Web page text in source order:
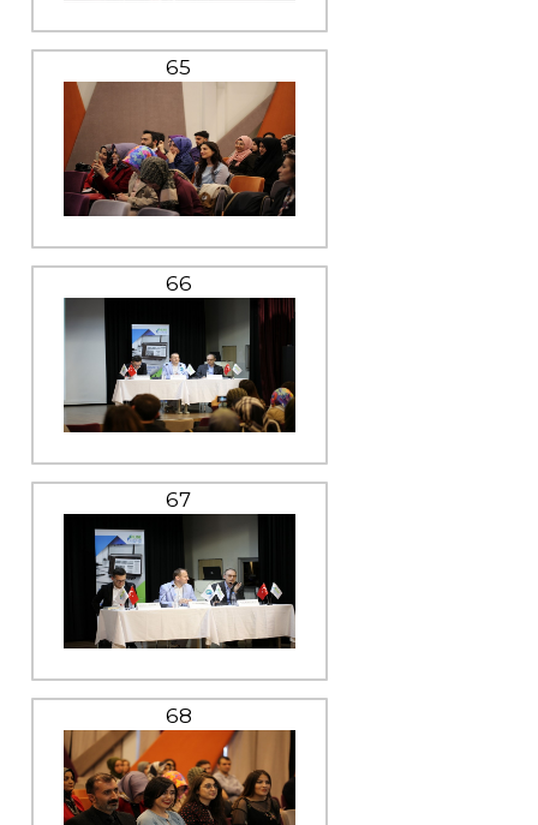
65
66
67
68